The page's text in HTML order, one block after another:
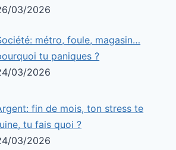
03/2026
métro, foule, magasin…
tu paniques ?
03/2026
fin de mois, ton stress te
tu fais quoi ?
03/2026